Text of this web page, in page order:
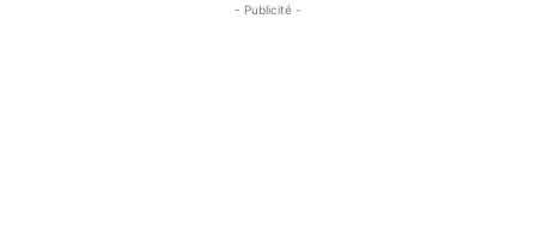
- Publicité -